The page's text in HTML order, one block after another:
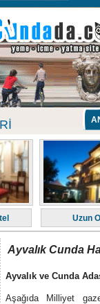
Uzun
Ayvalık Cunda
Ayvalık ve Cunda
Aşağıda Milliyet